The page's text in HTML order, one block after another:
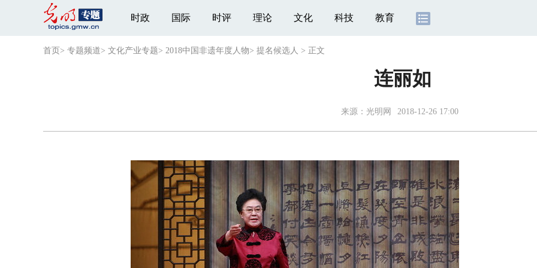
时政 国际 时评 理论 文化 科技 教育
首页 > 专题频道> 文化产业专题> 2018中国非遗年度人物> 提名候选人 > 正文
连丽如
来源： 光明网 2018-12-26 17:00